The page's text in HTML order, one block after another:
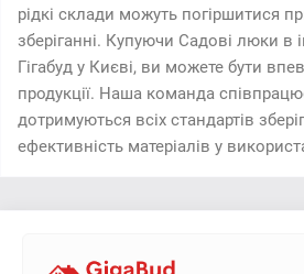
рідкі склади можуть погіршитися
зберіганні. Купуючи Садові люки в
Гігабуд у Києві, ви можете бути
продукції. Наша команда
дотримуються всіх стандартів
ефективність матеріалів у